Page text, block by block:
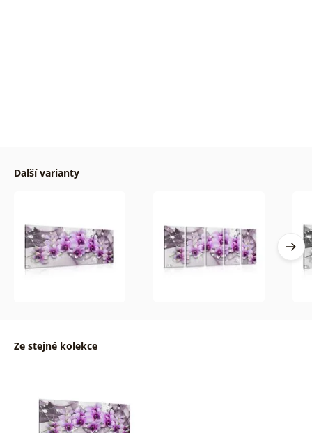
Další varianty
Ze stejné kolekce